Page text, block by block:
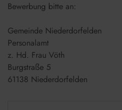
Bewerbung bitte an:
Gemeinde Niederdorfelden
Personalamt
z. Hd. Frau Vöth
Burgstraße 5
61138 Niederdorfelden